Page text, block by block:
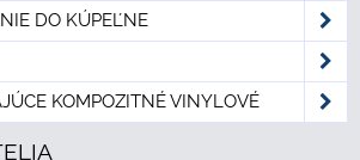
DO KÚPEĽNE
KOMPOZITNÉ VINYLOVÉ